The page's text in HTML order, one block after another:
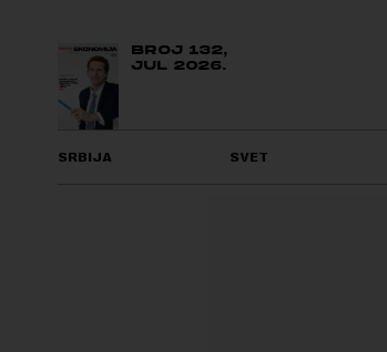
BROJ 132,
JUL 2026.
SRBIJA SVET